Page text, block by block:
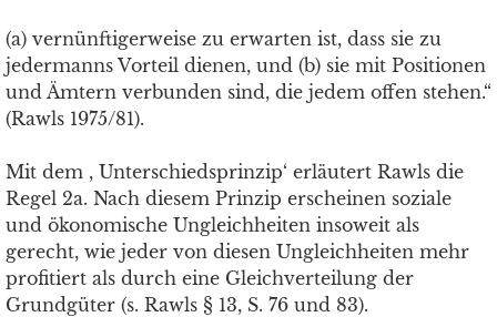
(a) vernünftigerweise zu erwarten ist, dass sie zu
jedermanns Vorteil dienen, und (b) sie mit Positionen
und Ämtern verbunden sind, die jedem offen stehen.“
(Rawls 1975/81).
Mit dem , Unterschiedsprinzip‘ erläutert Rawls die
Regel 2a. Nach diesem Prinzip erscheinen soziale
und ökonomische Ungleichheiten insoweit als
gerecht, wie jeder von diesen Ungleichheiten mehr
profitiert als durch eine Gleichverteilung der
Grundgüter (s. Rawls § 13, S. 76 und 83).